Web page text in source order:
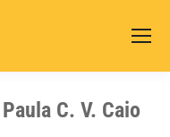
Paula C. V. Caio